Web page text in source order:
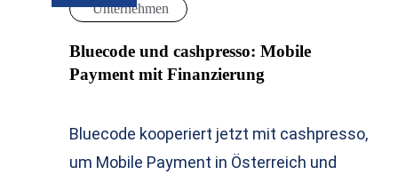
Unternehmen
Bluecode und cashpresso: Mobile
Payment mit Finanzierung
Bluecode kooperiert jetzt mit cashpresso,
um Mobile Payment in Österreich und